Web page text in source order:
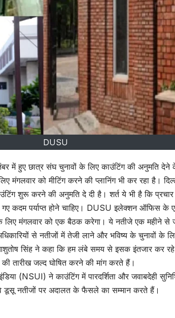
DUSU
में हुए छात्र संघ चुनावों के लिए काउंटिंग की अनुमति
मंगलवार को मीटिंग करने की प्लानिंग भी कर रहा है।
शुरू करने की अनुमति दे दी है। शर्त ये भी है कि
कदम पर्याप्त होने चाहिए। DUSU इलेक्शन ऑफिस के
लिए मंगलवार को एक बैठक करेगा। ये नतीजे एक महीने से
से नतीजों में तेजी लाने और भविष्य के चुनावों के
सिंह ने कहा कि हम लंबे समय से इसक इंतजार
तारीख जल्द घोषित करने की मांग करते हैं।
(NSUI) ने काउंटिंग में पारदर्शिता और जवाबदेही
डूसू नतीजों पर अदालत के फैसले का सम्मान करते हैं।